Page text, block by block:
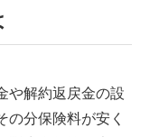
や解約返戻金の設
の分保険料が安く